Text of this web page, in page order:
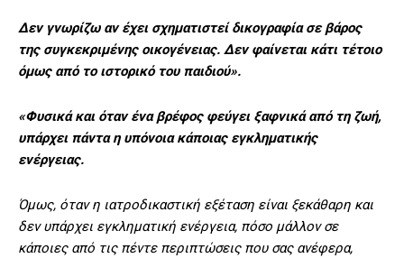
Δεν γνωρίζω αν έχει σχηματιστεί δικογραφία σε βάρος
της συγκεκριμένης οικογένειας. Δεν φαίνεται κάτι τέτοιο
όμως από το ιστορικό του παιδιού».
«Φυσικά και όταν ένα βρέφος φεύγει ξαφνικά από τη ζωή,
υπάρχει πάντα η υπόνοια κάποιας εγκληματικής
ενέργειας.
Όμως, όταν η ιατροδικαστική εξέταση είναι ξεκάθαρη και
δεν υπάρχει εγκληματική ενέργεια, πόσο μάλλον σε
κάποιες από τις πέντε περιπτώσεις που σας ανέφερα,